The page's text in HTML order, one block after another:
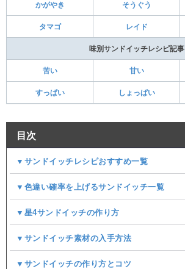
かがやき そうぐう
タマゴ レイド
味別サンドイッチレシピ記事
苦い 甘い
すっぱい しょっぱい
目次
▼サンドイッチレシピおすすめ一覧
▼色違い確率を上げるサンドイッチ一覧
▼星4サンドイッチの作り方
▼サンドイッチ素材の入手方法
▼サンドイッチの作り方とコツ